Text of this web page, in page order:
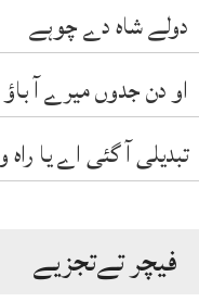
دولے شاہ دے چوہے
او دن جدوں میرے آ باؤ
تبدیلی آ گئی اے یا
فیچر تےتجزیے